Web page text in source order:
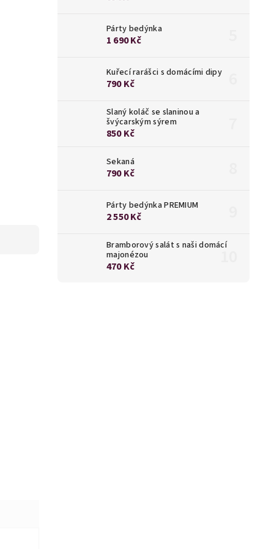
Párty bedýnka
1 690 Kč
Kuřecí rarášci s domácími dipy
790 Kč
Slaný koláč se slaninou a
švýcarským sýrem
850 Kč
Sekaná
790 Kč
Párty bedýnka PREMIUM
2 550 Kč
Bramborový salát s naši domácí
majonézou
470 Kč